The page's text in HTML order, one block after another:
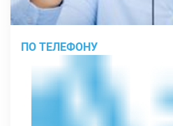
ПО ТЕЛЕФОНУ